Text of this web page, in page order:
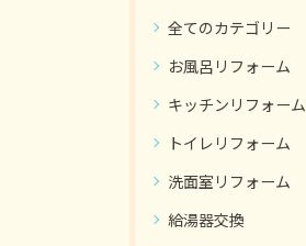
全てのカテゴリー
お風呂リフォーム
キッチンリフォーム
トイレリフォーム
洗面室リフォーム
給湯器交換